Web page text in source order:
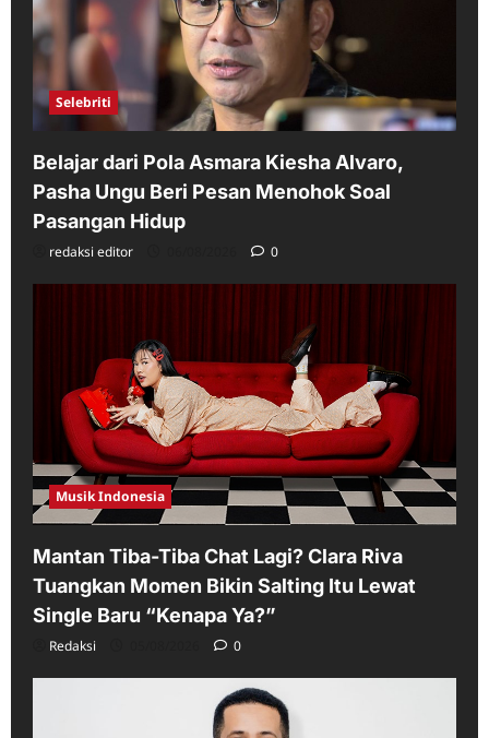
Selebriti
Belajar dari Pola Asmara Kiesha Alvaro,
Pasha Ungu Beri Pesan Menohok Soal
Pasangan Hidup
redaksi editor 0
Musik Indonesia
Mantan Tiba-Tiba Chat Lagi? Clara Riva
Tuangkan Momen Bikin Salting Itu Lewat
Single Baru “Kenapa Ya?”
Redaksi 0